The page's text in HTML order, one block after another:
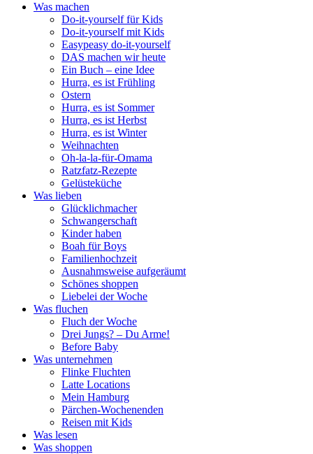
Was machen
Do-it-yourself für Kids
Do-it-yourself mit Kids
Easypeasy do-it-yourself
DAS machen wir heute
Ein Buch – eine Idee
Hurra, es ist Frühling
Ostern
Hurra, es ist Sommer
Hurra, es ist Herbst
Hurra, es ist Winter
Weihnachten
Oh-la-la-für-Omama
Ratzfatz-Rezepte
Gelüsteküche
Was lieben
Glücklichmacher
Schwangerschaft
Kinder haben
Boah für Boys
Familienhochzeit
Ausnahmsweise aufgeräumt
Schönes shoppen
Liebelei der Woche
Was fluchen
Fluch der Woche
Drei Jungs? – Du Arme!
Before Baby
Was unternehmen
Flinke Fluchten
Latte Locations
Mein Hamburg
Pärchen-Wochenenden
Reisen mit Kids
Was lesen
Was shoppen